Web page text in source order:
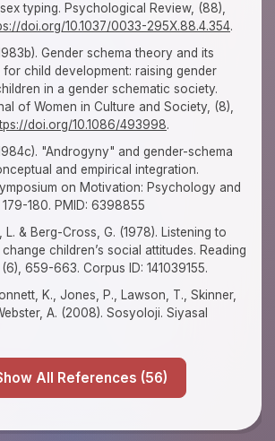
typing. Psychological Review, (88),
doi.org/10.1037/0033-295X.88.4.354.
Gender schema theory and its
for child development: raising gender
in a gender schematic society.
of Women in Culture and Society, (8),
doi.org/10.1086/493998.
"Androgyny" and gender-schema
and empirical integration.
on Motivation: Psychology and
180. PMID: 6398855
L. & Berg-Cross, G. (1978). Listening to
children’s social attitudes. Reading
659-663. Corpus ID: 141039155.
K., Jones, P., Lawson, T., Skinner,
A. (2008). Sosyoloji. Siyasal
Show All References (56)